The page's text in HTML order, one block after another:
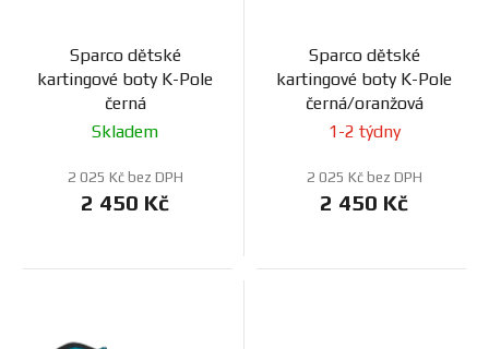
Sparco dětské
kartingové boty K-Pole
černá
Skladem
2 025 Kč bez DPH
2 450 Kč
Sparco dětské
kartingové boty K-Pole
černá/oranžová
1-2 týdny
2 025 Kč bez DPH
2 450 Kč